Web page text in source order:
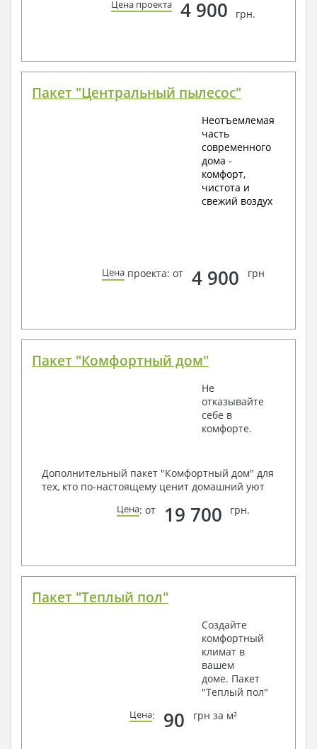
Цена проекта 4 900 грн.
Пакет "Центральный пылесос"
Неотъемлемая
часть
современного
дома -
комфорт,
чистота и
свежий воздух
Цена проекта: от 4 900 грн
Пакет "Комфортный дом"
Не
отказывайте
себе в
комфорте.
Дополнительный пакет "Комфортный дом" для
тех, кто по-настоящему ценит домашний уют
Цена: от 19 700 грн.
Пакет "Теплый пол"
Создайте
комфортный
климат в
вашем
доме. Пакет
"Теплый пол"
Цена: 90 грн за м²